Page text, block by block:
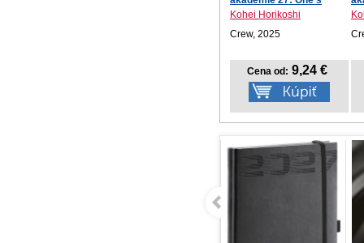
Justice
Kohei Horikoshi
Crew, 2025
Cena od: 9,24 €